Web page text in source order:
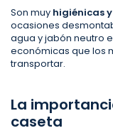
Son muy higiénicas
ocasiones
agua y jabón neutro
económicas que los
transportar.
La
caseta